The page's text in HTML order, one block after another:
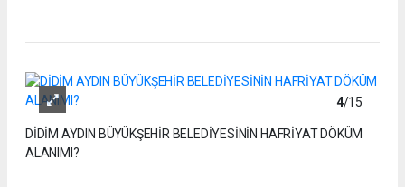
4/15
DİDİM AYDIN BÜYÜKŞEHİR BELEDİYESİNİN HAFRİYAT DÖKÜM
ALANIMI?